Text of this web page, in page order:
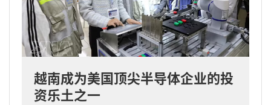
越南成为美国顶尖半导体企业的投
资乐土之一